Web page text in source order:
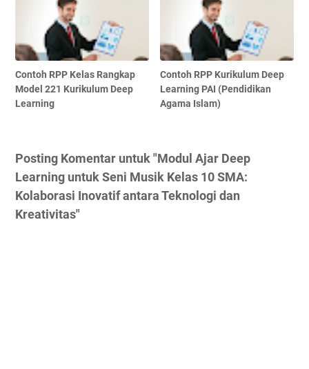
Contoh RPP Kelas Rangkap
Model 221 Kurikulum Deep
Learning
Contoh RPP Kurikulum Deep
Learning PAI (Pendidikan
Agama Islam)
Posting Komentar untuk "Modul Ajar Deep
Learning untuk Seni Musik Kelas 10 SMA:
Kolaborasi Inovatif antara Teknologi dan
Kreativitas"